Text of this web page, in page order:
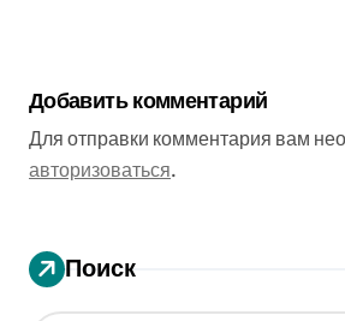
Добавить комментарий
Для отправки комментария вам
авторизоваться.
Поиск